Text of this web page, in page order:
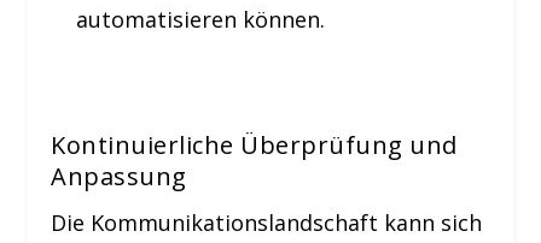
automatisieren können.
Kontinuierliche Überprüfung und
Anpassung
Die Kommunikationslandschaft kann sich